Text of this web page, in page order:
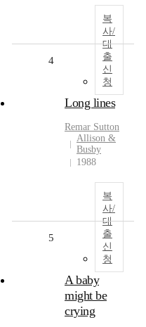
복
사/
대
출
신
청
4
Long lines
Remar Sutton
Allison &
Busby
1988
복
사/
대
출
신
청
5
A baby
might be
crying